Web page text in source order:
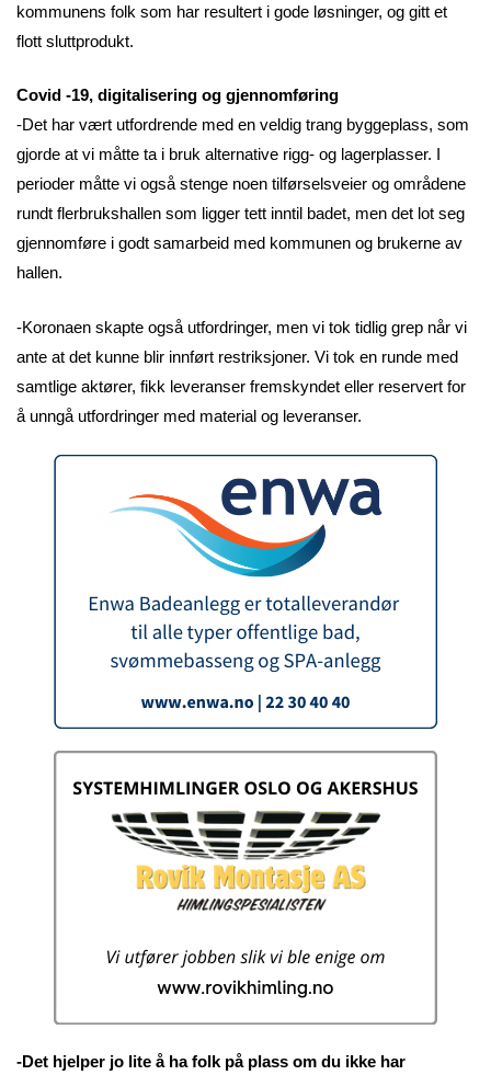
kommunens folk som har resultert i gode løsninger, og gitt et
flott sluttprodukt.
Covid -19, digitalisering og gjennomføring
-Det har vært utfordrende med en veldig trang byggeplass, som
gjorde at vi måtte ta i bruk alternative rigg- og lagerplasser. I
perioder måtte vi også stenge noen tilførselsveier og områdene
rundt flerbrukshallen som ligger tett inntil badet, men det lot seg
gjennomføre i godt samarbeid med kommunen og brukerne av
hallen.
-Koronaen skapte også utfordringer, men vi tok tidlig grep når vi
ante at det kunne blir innført restriksjoner. Vi tok en runde med
samtlige aktører, fikk leveranser fremskyndet eller reservert for
å unngå utfordringer med material og leveranser.
-Det hjelper jo lite å ha folk på plass om du ikke har